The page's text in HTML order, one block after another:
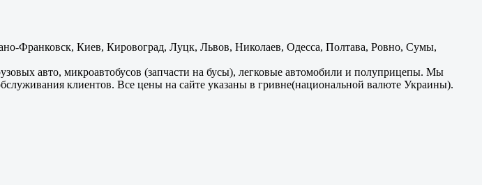
Франковск, Киев, Кировоград, Луцк, Львов, Николаев, Одесса, Полтава, Ровно, Сумы,
авто, микроавтобусов (запчасти на бусы), легковые автомобили и полуприцепы. Мы
клиентов. Все цены на сайте указаны в гривне(национальной валюте Украины).